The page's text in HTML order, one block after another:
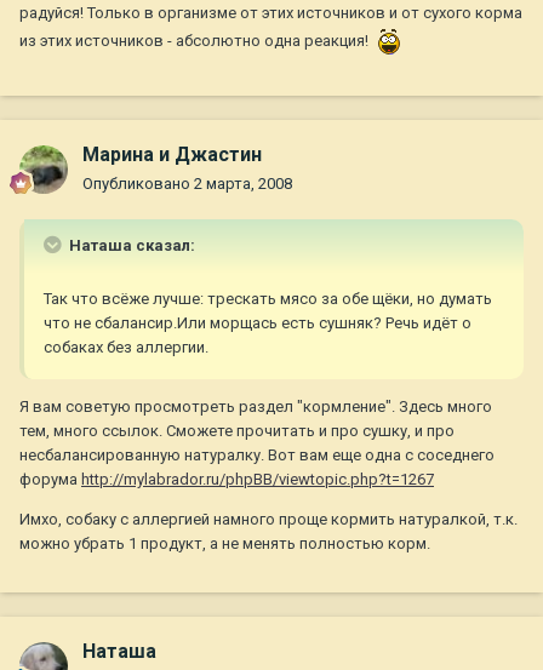
радуйся! Только в организме от этих источников и от сухого корма
из этих источников - абсолютно одна реакция!
Марина и Джастин
Опубликовано 2 марта, 2008
Наташа сказал:
Так что всёже лучше: трескать мясо за обе щёки, но думать
что не сбалансир.Или морщась есть сушняк? Речь идёт о
собаках без аллергии.
Я вам советую просмотреть раздел "кормление". Здесь много
тем, много ссылок. Сможете прочитать и про сушку, и про
несбалансированную натуралку. Вот вам еще одна с соседнего
форума http://mylabrador.ru/phpBB/viewtopic.php?t=1267
Имхо, собаку с аллергией намного проще кормить натуралкой, т.к.
можно убрать 1 продукт, а не менять полностью корм.
Наташа